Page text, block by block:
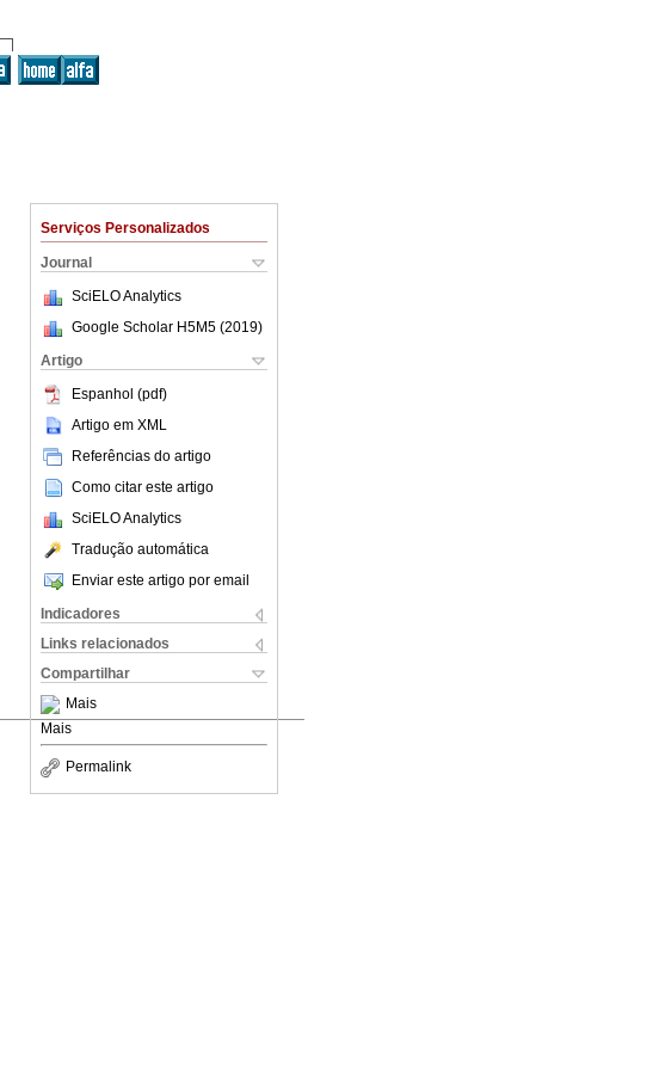
Serviços Personalizados
Journal
SciELO Analytics
Google Scholar H5M5 (2019)
Artigo
Espanhol (pdf)
Artigo em XML
Referências do artigo
Como citar este artigo
SciELO Analytics
Tradução automática
Enviar este artigo por email
Indicadores
Links relacionados
Compartilhar
Mais
Mais
Permalink